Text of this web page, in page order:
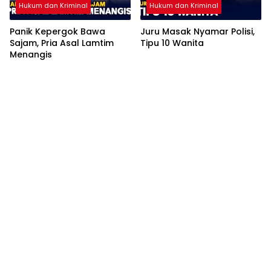
Hukum dan Kriminal
Panik Kepergok Bawa
Sajam, Pria Asal Lamtim
Menangis
Hukum dan Kriminal
Juru Masak Nyamar Polisi,
Tipu 10 Wanita